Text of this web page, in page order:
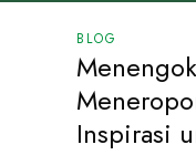
BLOG
Inspirasi